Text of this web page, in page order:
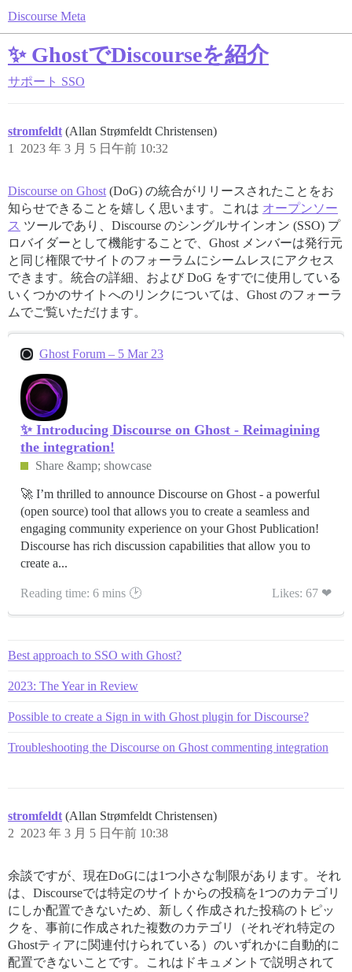
Discourse Meta
✨ GhostでDiscourseを紹介
サポート SSO
stromfeldt (Allan Strømfeldt Christensen)
2023 年 3 月 5 日午前 10:32
1
Discourse on Ghost (DoG) の統合がリリースされたことをお
知らせできることを嬉しく思います。これは オープンソー
ス ツールであり、Discourse のシングルサインオン (SSO) プ
ロバイダーとして機能することで、Ghost メンバーは発行元
と同じ権限でサイトのフォーラムにシームレスにアクセス
できます。統合の詳細、および DoG をすでに使用している
いくつかのサイトへのリンクについては、Ghost のフォーラ
ムでご覧いただけます。
Ghost Forum – 5 Mar 23
✨ Introducing Discourse on Ghost - Reimagining
the integration!
Share &amp; showcase
🚀 I’m thrilled to announce Discourse on Ghost - a powerful
(open source) tool that allows you to create a seamless and
engaging community experience on your Ghost Publication!
Discourse has rich discussion capabilities that allow you to
create a...
Reading time: 6 mins 🕑 Likes: 67 ❤
Best approach to SSO with Ghost?
2023: The Year in Review
Possible to create a Sign in with Ghost plugin for Discourse?
Troubleshooting the Discourse on Ghost commenting integration
stromfeldt (Allan Strømfeldt Christensen)
2023 年 3 月 5 日午前 10:38
2
余談ですが、現在DoGには1つ小さな制限があります。それ
は、Discourseでは特定のサイトからの投稿を1つのカテゴリ
にしか配置できないため、新しく作成された投稿のトピッ
クを、事前に作成された複数のカテゴリ（それぞれ特定の
Ghostティアに関連付けられている）のいずれかに自動的に
配置できないことです。これはドキュメントで説明されて